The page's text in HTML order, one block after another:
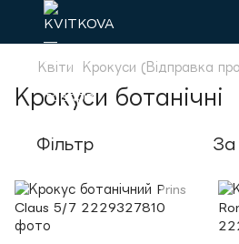
Квіти Крокуси (Відправка
Крокуси ботанічні
Фільтр За